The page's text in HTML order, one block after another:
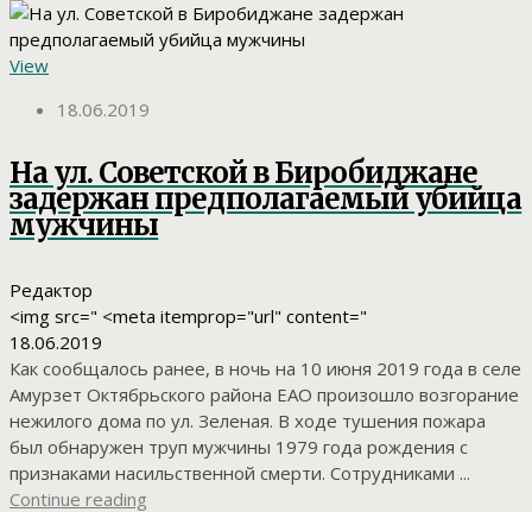
View
18.06.2019
На ул. Советской в Биробиджане
задержан предполагаемый убийца
мужчины
Редактор
<img src=" <meta itemprop="url" content="
18.06.2019
Как сообщалось ранее, в ночь на 10 июня 2019 года в селе
Амурзет Октябрьского района ЕАО произошло возгорание
нежилого дома по ул. Зеленая. В ходе тушения пожара
был обнаружен труп мужчины 1979 года рождения с
признаками насильственной смерти. Сотрудниками ...
Continue reading